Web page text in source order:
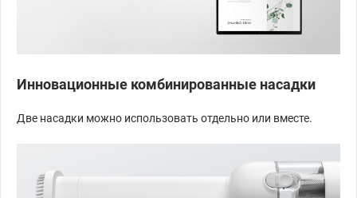
Инновационные комбинированные насадки
Две насадки можно использовать отдельно или вместе.